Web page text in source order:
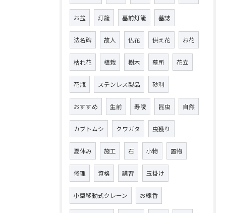
お盆 灯籠 墓前灯籠 墓誌
法名碑 故人 仏花 供え花 お花
枯れ花 植栽 樹木 墓所 花立
花瓶 ステンレス製品 砂利
おすすめ 生前 寿陵 昆虫 自然
カブトムシ クワガタ 虫獲り
夏休み 施工 石 小物 置物
修理 資格 講習 玉掛け
小型移動式クレーン お線香